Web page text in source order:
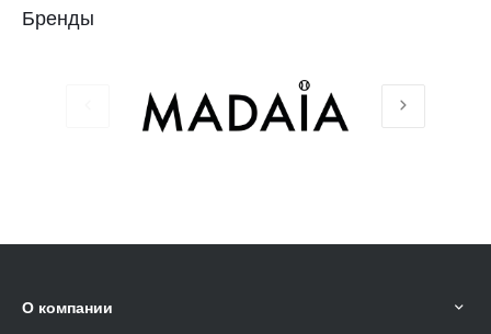
Бренды
О компании